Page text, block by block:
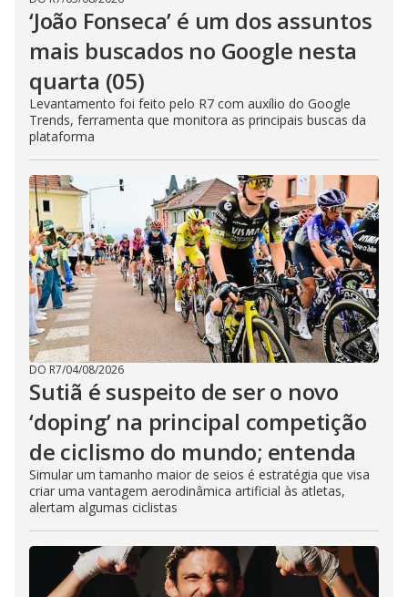
‘João Fonseca’ é um dos assuntos
mais buscados no Google nesta
quarta (05)
Levantamento foi feito pelo R7 com auxílio do Google
Trends, ferramenta que monitora as principais buscas da
plataforma
DO R7/04/08/2026
Sutiã é suspeito de ser o novo
‘doping’ na principal competição
de ciclismo do mundo; entenda
Simular um tamanho maior de seios é estratégia que visa
criar uma vantagem aerodinâmica artificial às atletas,
alertam algumas ciclistas